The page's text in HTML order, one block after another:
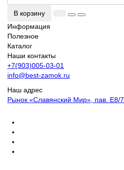
В корзину
Информация
Полезное
Каталог
Наши контакты
+7(903)005-03-01
info@best-zamok.ru
Наш адрес
Рынок «Славянский Мир», пав. Е8/7